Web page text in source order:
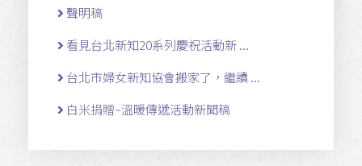
聲明稿
看見台北新知20系列慶祝活動新 ...
台北市婦女新知協會搬家了，繼續 ...
白米捐贈~溫暖傳遞活動新聞稿